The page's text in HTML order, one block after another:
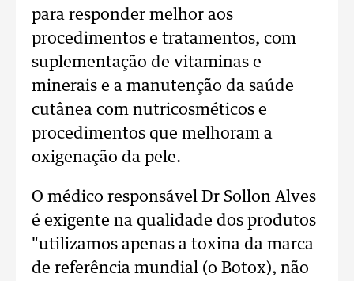
para responder melhor aos
procedimentos e tratamentos, com
suplementação de vitaminas e
minerais e a manutenção da saúde
cutânea com nutricosméticos e
procedimentos que melhoram a
oxigenação da pele.
O médico responsável Dr Sollon Alves
é exigente na qualidade dos produtos
"utilizamos apenas a toxina da marca
de referência mundial (o Botox), não